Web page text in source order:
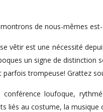
montrons de nous-mêmes
vêtir est une nécessité
un signe de distinction
parfois trompeuse! Grattez
conférence loufoque,
liés au costume, la